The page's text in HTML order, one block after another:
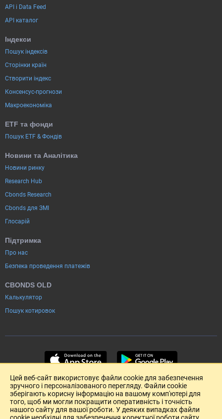
API і Data Feed
API каталог
Індекси
Пошук індексів
Сторінки країн
Створити індекс
Консенсус-прогнози
Макроекономіка
ETF та фонди
Пошук ETF & Фондів
Новини та Аналітика
Новини ринку
Research Hub
Cbonds Research
Cbonds для ЗМІ
Глосарій
Підтримка
Про нас
Безпека проведення платежів
CBONDS OLD
Калькулятор
Пошук котировок
Цей веб-сайт використовує файли cookie для забезпечення
зручного і персоналізованого перегляду. Файли cookie
зберігають корисну інформацію на вашому комп'ютері для
того, щоб ми могли покращити оперативність і точність
нашого сайту для вашої роботи. У деяких випадках файли